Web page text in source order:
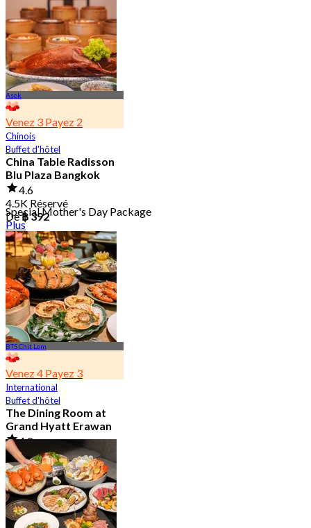
10.7K Réservé
De฿ 495
Asok
Venez 3 Payez 2
Chinois
Buffet d'hôtel
China Table Radisson
Blu Plaza Bangkok
4.6
4.5K Réservé
De฿ 392
Special Mother's Day Package
Plus
BTS Chit Lom
Venez 4 Payez 3
International
Buffet d'hôtel
The Dining Room at
Grand Hyatt Erawan
4.8
21.3K Réservé
De฿ 1,087.5